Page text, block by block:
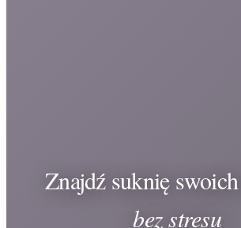
Znajdź suknię
bez stresu